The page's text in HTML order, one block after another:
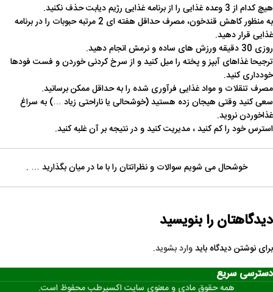
هیچ کدام از 3 وعده غذایی را از برنامه غذایی رژیم دیابت حذف نکنید.
به منظور کاهش قندخون، مصرف حداقل هفته ای 2 مرتبه حبوبات را در برنامه
غذایی قرار دهید.
روزی 30 دقیقه ورزش های ساده و نرمش انجام دهید.
ترجیحا غذاهای آبپز و پخته را میل کنید و از سرخ کردنی خوردن و فست فودها
خودداری کنید.
مصرف تنقلات و مواد غذایی فرآوری شده را به حداقل ممکن برسانید.
سعی کنید وقتی هیجان زده هستید (خوشحالی یا ناراحتی زیاد …) به سراغ
غذاخوردن نروید.
استرس خود را کم کنید ، مدیریت کنید و در نتیجه بر آن غلبه کنید.
خوشحال می شویم سوالات و نظراتتان را با ما در میان بگذارید … .
دیدگاهتان را بنویسید
برای نوشتن دیدگاه بایدوارد بشوید.
دسترسی سریع
همه حقوق مادی و معنوی سایت اکسیرطب محفوظ است.